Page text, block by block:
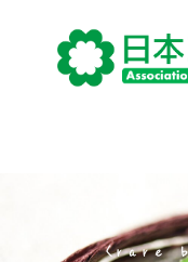
〈ｒａｒｅ